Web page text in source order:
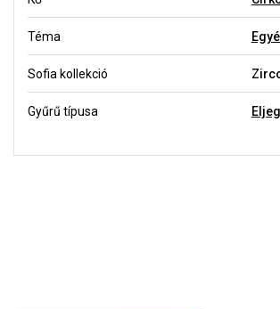
Téma
Sofia kollekció
Gyűrű típusa